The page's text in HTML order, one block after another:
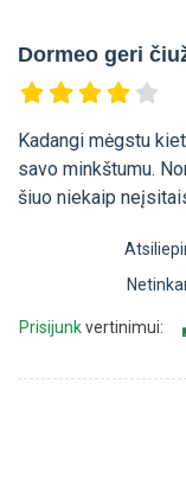
Dormeo geri
Kadangi mėgstu
savo minkštumu.
šiuo niekaip
Prisijunkvertinimui: